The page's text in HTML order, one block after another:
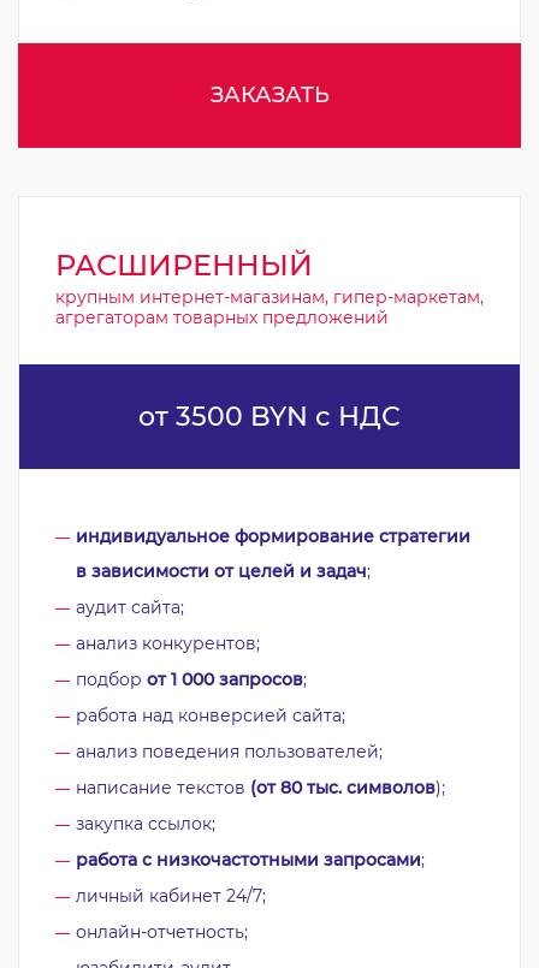
ЗАКАЗАТЬ
РАСШИРЕННЫЙ
крупным интернет-магазинам, гипер-маркетам,
агрегаторам товарных предложений
от 3500 BYN с НДС
индивидуальное формирование стратегии
в зависимости от целей и задач;
аудит сайта;
анализ конкурентов;
подбор от 1 000 запросов;
работа над конверсией сайта;
анализ поведения пользователей;
написание текстов (от 80 тыс. символов);
закупка ссылок;
работа с низкочастотными запросами;
личный кабинет 24/7;
онлайн-отчетность;